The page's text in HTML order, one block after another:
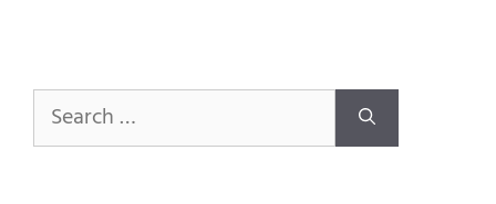
Search
for: